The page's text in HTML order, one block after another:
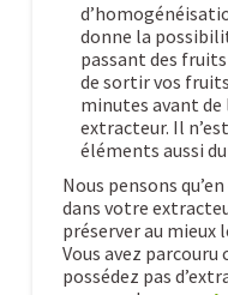
donne la
passant des
de sortir vos
minutes avant
extracteur. Il
éléments aussi
Nous pensons
dans votre
préserver au mieux
Vous avez
possédez pas